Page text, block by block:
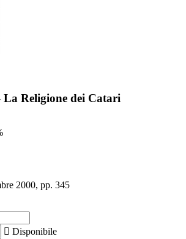
Religione dei Catari
2000, pp. 345
 Disponibile